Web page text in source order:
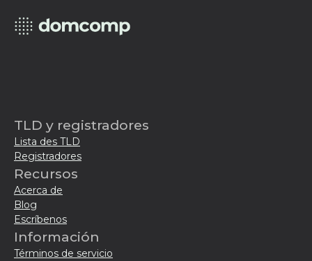
TLD y registradores
Lista des TLD
Registradores
Recursos
Acerca de
Blog
Escríbenos
Información
Términos de servicio